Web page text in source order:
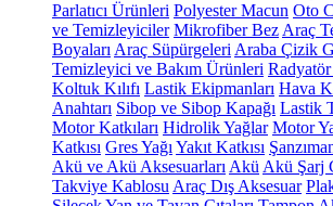
Parlatıcı Ürünleri Polyester Macun Oto
ve Temizleyiciler Mikrofiber Bez Araç
Boyaları Araç Süpürgeleri Araba Çizik
Temizleyici ve Bakım Ürünleri
Koltuk Kılıfı Lastik Ekipmanları Hava
Anahtarı Sibop ve Sibop Kapağı Lastik
Motor Katkıları Hidrolik Yağlar Motor
Katkısı Gres Yağı Yakıt Katkısı
Akü ve Akü Aksesuarları Akü Akü Şarj
Takviye Kablosu Araç Dış Aksesuar